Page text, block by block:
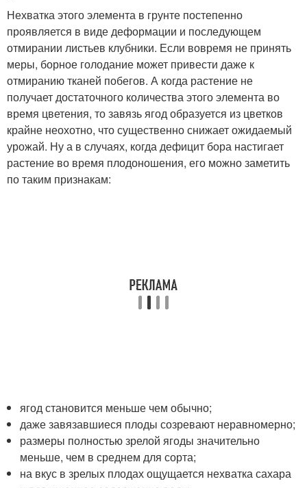
Нехватка этого элемента в грунте постепенно
проявляется в виде деформации и последующем
отмирании листьев клубники. Если вовремя не принять
меры, борное голодание может привести даже к
отмиранию тканей побегов. А когда растение не
получает достаточного количества этого элемента во
время цветения, то завязь ягод образуется из цветков
крайне неохотно, что существенно снижает ожидаемый
урожай. Ну а в случаях, когда дефицит бора настигает
растение во время плодоношения, его можно заметить
по таким признакам:
ягод становится меньше чем обычно;
даже завязавшиеся плоды созревают неравномерно;
размеры полностью зрелой ягоды значительно
меньше, чем в среднем для сорта;
на вкус в зрелых плодах ощущается нехватка сахара